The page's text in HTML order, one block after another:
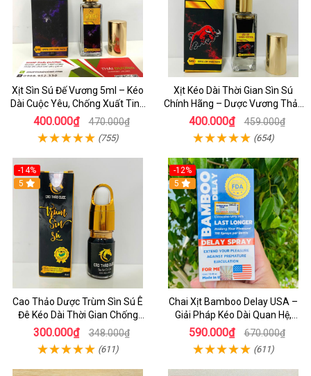
Xịt Sìn Sú Đế Vương 5ml – Kéo
Dài Cuộc Yêu, Chống Xuất Tinh
Sớm Hiệu Quả
400.000₫ 470.000₫
(755)
Xịt Kéo Dài Thời Gian Sìn Sú
Chính Hãng – Dược Vương Thảo
Mộc Ê Đê 5ml
400.000₫ 459.000₫
(654)
-14%
5
Cao Thảo Dược Trùm Sìn Sú Ê
Đê Kéo Dài Thời Gian Chống
Xuất Tinh Sớm Cho Nam
300.000₫ 348.000₫
(611)
-12%
5
Chai Xịt Bamboo Delay USA –
Giải Pháp Kéo Dài Quan Hệ,
Chống Xuất Tinh Sớm Cực
Nhanh
590.000₫ 670.000₫
(611)